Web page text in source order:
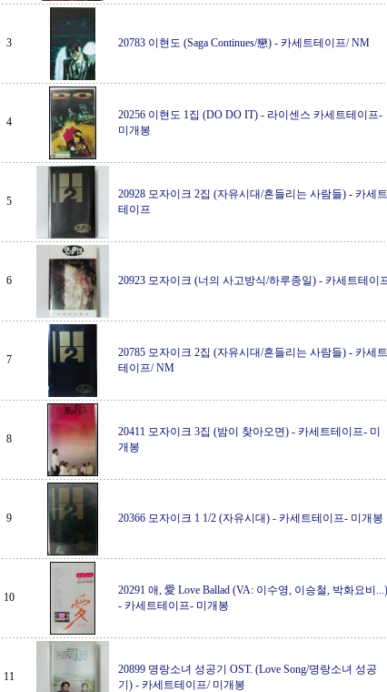
3 20783 이현도 (Saga Continues/戀) - 카세트테이프/ NM
4
20256 이현도 1집 (DO DO IT) - 라이센스 카세트테이프-
미개봉
5
20928 모자이크 2집 (자유시대/흔들리는 사람들) - 카세트
테이프
6 20923 모자이크 (너의 사고방식/하루종일) - 카세트테이
7
20785 모자이크 2집 (자유시대/흔들리는 사람들) - 카세트
테이프/ NM
8
20411 모자이크 3집 (밤이 찾아오면) - 카세트테이프- 미
개봉
9 20366 모자이크 1 1/2 (자유시대) - 카세트테이프- 미개봉
10
20291 애, 愛 Love Ballad (VA: 이수영, 이승철, 박화요비...)
- 카세트테이프- 미개봉
11
20899 명랑소녀 성공기 OST. (Love Song/명랑소녀 성공
기) - 카세트테이프/ 미개봉